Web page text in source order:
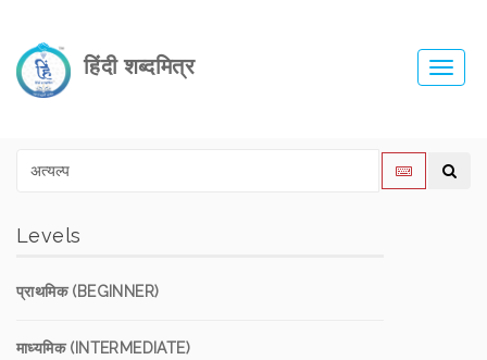
हिंदी शब्दमित्र
Levels
प्राथमिक (BEGINNER)
माध्यमिक (INTERMEDIATE)